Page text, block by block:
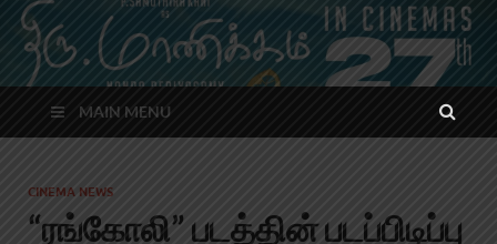
MAIN MENU
CINEMA NEWS
“ரங்கோலி” படத்தின் படப்பிடிப்பு